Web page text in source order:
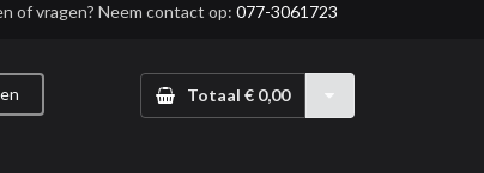
of vragen? Neem contact op: 077-3061723
Totaal € 0,00